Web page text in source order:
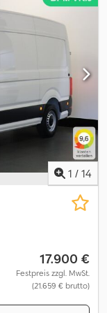
1 / 14
17.900 €
Festpreis zzgl. MwSt.
(21.659 € brutto)